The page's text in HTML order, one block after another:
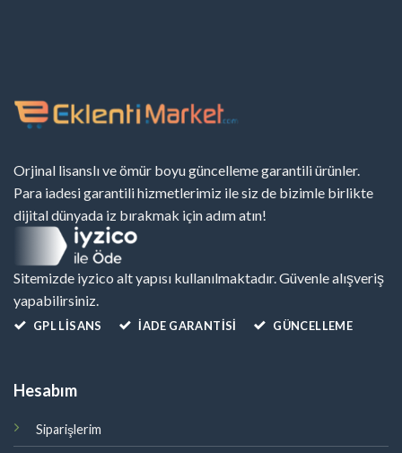
Orjinal lisanslı ve ömür boyu güncelleme garantili ürünler.
Para iadesi garantili hizmetlerimiz ile siz de bizimle birlikte
dijital dünyada iz bırakmak için adım atın!
Sitemizde iyzico alt yapısı kullanılmaktadır. Güvenle alışveriş
yapabilirsiniz.
GPL LISANS İADE GARANTİSİ GÜNCELLEME
Hesabım
Siparişlerim